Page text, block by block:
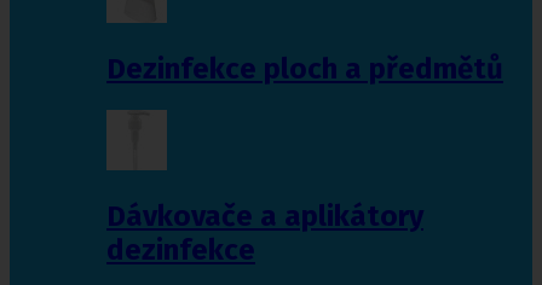
Dezinfekce ploch a předmětů
Dávkovače a aplikátory
dezinfekce